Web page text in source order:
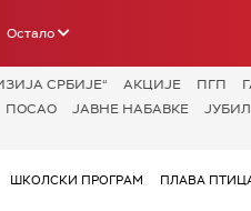
Остало
СРБИЈЕ“ АКЦИЈЕ ПГП
ПОСАО ЈАВНЕ НАБАВКЕ
ШКОЛСКИ ПРОГРАМ ПЛАВА